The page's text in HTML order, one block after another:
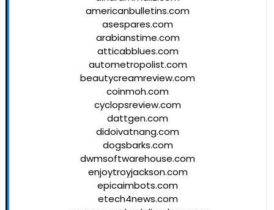
americanbulletins.com
asespares.com
arabianstime.com
atticabblues.com
autometropolist.com
beautycreamreview.com
coinmoh.com
cyclopsreview.com
dattgen.com
didoivatnang.com
dogsbarks.com
dwmsoftwarehouse.com
enjoytroyjackson.com
epicaimbots.com
etech4news.com